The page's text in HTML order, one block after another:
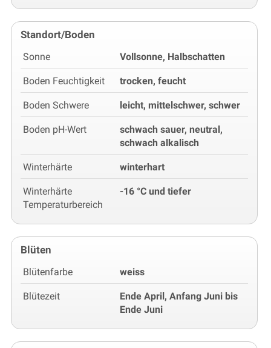
Standort/Boden
Sonne Vollsonne, Halbschatten
Boden Feuchtigkeit trocken, feucht
Boden Schwere leicht, mittelschwer, schwer
Boden pH-Wert
schwach sauer, neutral,
schwach alkalisch
Winterhärte winterhart
Winterhärte
Temperaturbereich
-16 °C und tiefer
Blüten
Blütenfarbe weiss
Blütezeit
Ende April, Anfang Juni bis
Ende Juni